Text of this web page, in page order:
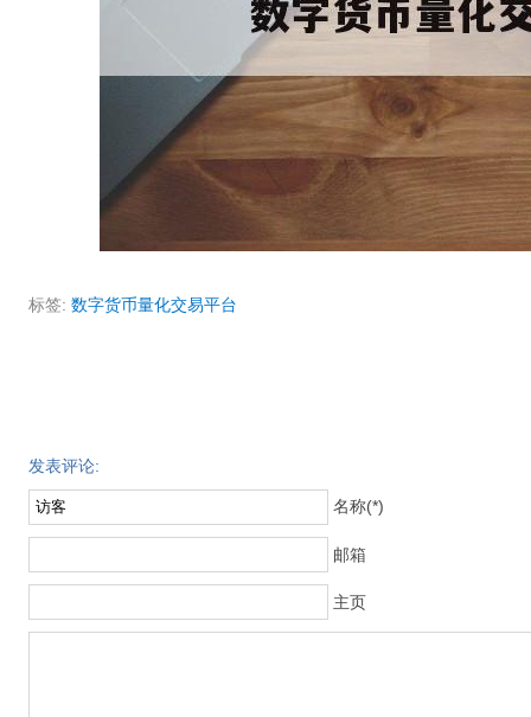
标签:数字货币量化交易平台
发表评论:
名称(*)
邮箱
主页